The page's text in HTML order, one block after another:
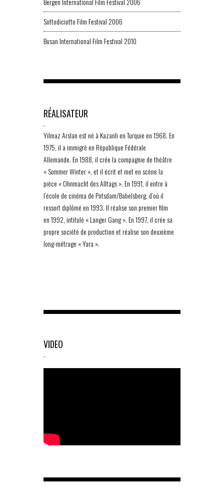
Sottodiciotto Film Festival 2006
Busan International Film Festival 2010
RÉALISATEUR
-
Yilmaz Arslan est né à Kazanli en Turquie en 1968. En
1975, il a immigré en République Fédérale
Allemande. En 1988, il crée la compagnie de théâtre
« Sommer Winter », et il écrit et met en scène la
pièce « Ohnmacht des Alltags ». En 1991, il entre à
l’école de cinéma de Potsdam/Babelsberg, d’où il
ressort diplômé en 1993. Il réalise son premier film
en 1992, intitulé « Langer Gang ». En 1997, il crée sa
propre société de production et réalise son deuxième
long-métrage « Yara ».
VIDEO
-